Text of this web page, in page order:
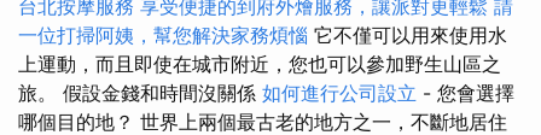
台北按摩服務 享受便捷的到府外燴服務，讓派對更輕鬆 請
一位打掃阿姨，幫您解決家務煩惱 它不僅可以用來使用水
上運動，而且即使在城市附近，您也可以參加野生山區之
旅。 假設金錢和時間沒關係 如何進行公司設立 - 您會選擇
哪個目的地？ 世界上兩個最古老的地方之一，不斷地居住